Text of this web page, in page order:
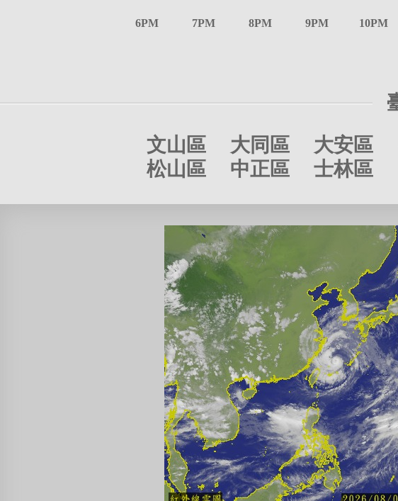
6PM 7PM 8PM 9PM 10PM
文山區
大同區 大安區
松山區
中正區 士林區